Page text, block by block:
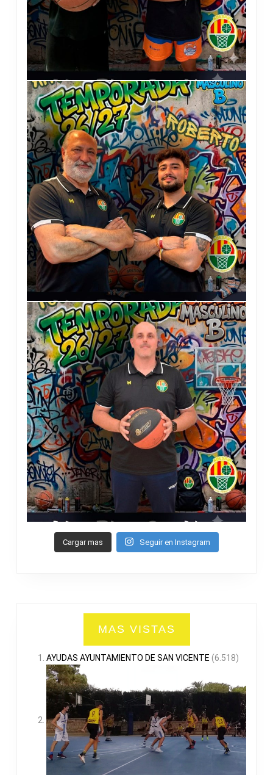
Cargar mas Seguir en Instagram
MAS VISTAS
AYUDAS AYUNTAMIENTO DE SAN VICENTE (6.518)